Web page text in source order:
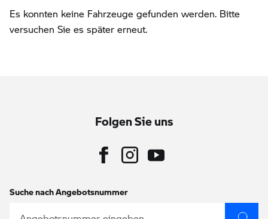
Es konnten keine Fahrzeuge gefunden werden. Bitte
versuchen Sie es später erneut.
Folgen Sie uns
Suche nach Angebotsnummer